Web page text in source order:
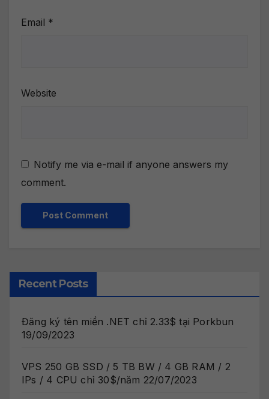
Email *
Website
Notify me via e-mail if anyone answers my
comment.
Recent Posts
Đăng ký tên miền .NET chỉ 2.33$ tại Porkbun
19/09/2023
VPS 250 GB SSD / 5 TB BW / 4 GB RAM / 2
IPs / 4 CPU chỉ 30$/năm 22/07/2023